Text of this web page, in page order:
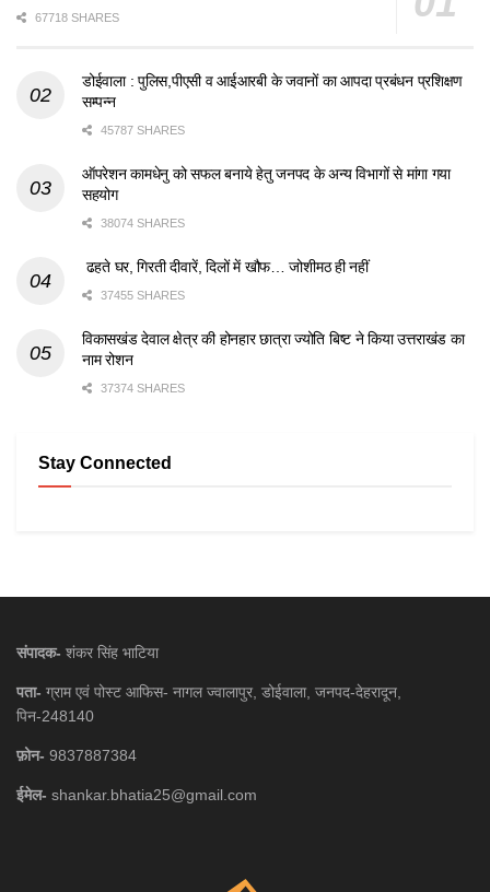
67718 SHARES
डोईवाला : पुलिस,पीएसी व आईआरबी के जवानों का आपदा प्रबंधन प्रशिक्षण
सम्पन्न
45787 SHARES
ऑपरेशन कामधेनु को सफल बनाये हेतु जनपद के अन्य विभागों से मांगा गया
सहयोग
38074 SHARES
ढहते घर, गिरती दीवारें, दिलों में खौफ… जोशीमठ ही नहीं
37455 SHARES
विकासखंड देवाल क्षेत्र की होनहार छात्रा ज्योति बिष्ट ने किया उत्तराखंड का
नाम रोशन
37374 SHARES
Stay Connected
संपादक- शंकर सिंह भाटिया
पता- ग्राम एवं पोस्ट आफिस- नागल ज्वालापुर, डोईवाला, जनपद-देहरादून,
पिन-248140
फ़ोन- 9837887384
ईमेल- shankar.bhatia25@gmail.com